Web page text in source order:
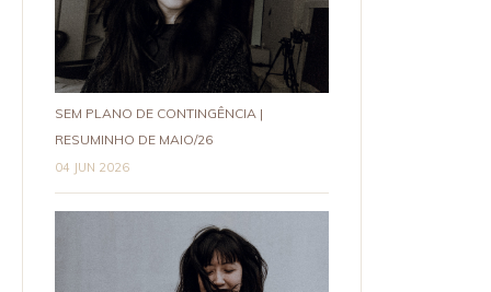
SEM PLANO DE CONTINGÊNCIA |
RESUMINHO DE MAIO/26
04 JUN 2026